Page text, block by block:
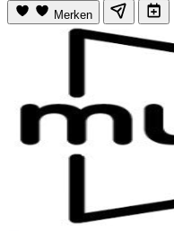
Merken